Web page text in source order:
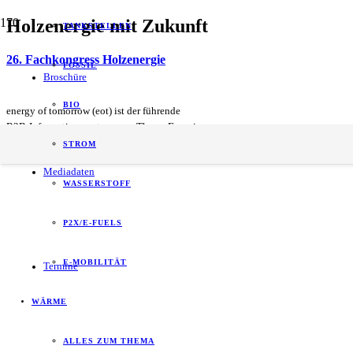
Broschüre
Mediadaten
Termine
TANKSTELLEN
FOSSIL
BIO
STROM
WASSERSTOFF
P2X/E-FUELS
E-MOBILITÄT
WÄRME
ALLES ZUM THEMA
Holzenergie mit Zukunft
26. Fachkongress Holzenergie
energy of tomorrow (eot) ist der führende
B2B-Informationspartner zum Thema Energie.